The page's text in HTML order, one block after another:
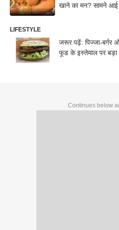
खाने का मन? सामने आई
LIFESTYLE
जरूर पढ़ें: पिज्जा-बर्गर
फूड के इस्तेमाल पर बड़ा
Continues below